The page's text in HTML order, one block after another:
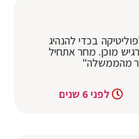
בכדי להנהיג
מוכן. מחר אתחיל
מהממשלה"
לפני 6 שנים